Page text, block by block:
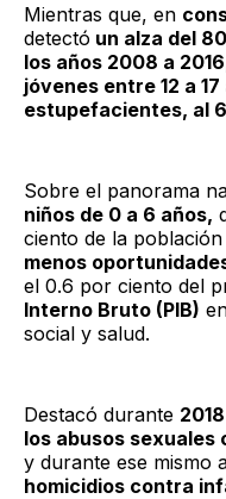
Mientras que, en
detectó un alza del
los años 2008 a 2016
jóvenes entre 12 a
estupefacientes, al
Sobre el panorama
niños de 0 a 6 años,
ciento de la
menos
el 0.6 por ciento del
Interno Bruto (PIB)
social y salud.
Destacó durante
los abusos sexuales
y durante ese mismo
homicidios contra